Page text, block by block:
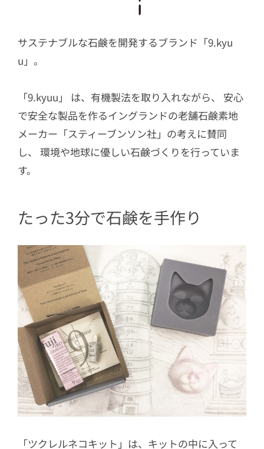
サステナブルな石鹸を開発するブランド「9.kyu
u」。
「9.kyuu」 は、有機製法を取り入れながら、 安心
で安全な製品を作るイングランドの老舗石鹸素地
メーカー「スティーブンソン社」の考えに賛同
し、 環境や地球に優しい石鹸づくりを行っていま
す。
たった3分で石鹸を手作り
「ツクレルネコキット」は、キットの中に入って